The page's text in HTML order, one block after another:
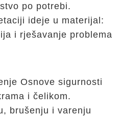
po potrebi.
ideje u materijal:
i rješavanje problema
Osnove sigurnosti
i čelikom.
brušenju i varenju